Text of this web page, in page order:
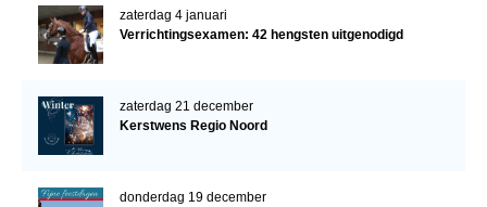
zaterdag 4 januari
Verrichtingsexamen: 42 hengsten uitgenodigd
zaterdag 21 december
Kerstwens Regio Noord
donderdag 19 december